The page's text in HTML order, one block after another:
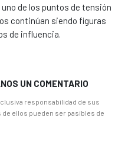
de los puntos de tensión
continúan siendo figuras
de influencia.
UN COMENTARIO
responsabilidad de sus
ellos pueden ser pasibles de